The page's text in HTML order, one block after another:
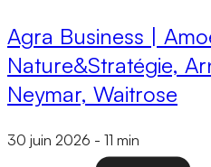
Agra Business |
Nature&Stratégie,
Neymar, Waitrose
30 juin 2026 - 11 min